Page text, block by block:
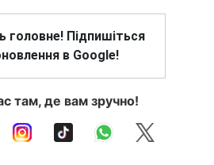
головне! Підпишіться
в Google!
там, де вам зручно!